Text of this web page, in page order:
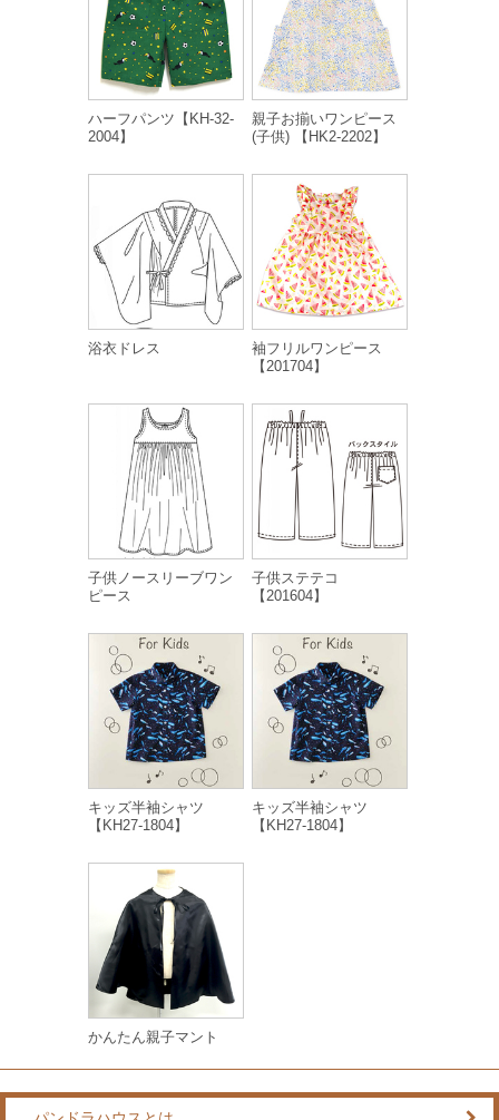
ハーフパンツ【KH-32-
2004】
親子お揃いワンピース
(子供) 【HK2-2202】
浴衣ドレス
袖フリルワンピース
【201704】
子供ノースリーブワン
ピース
子供ステテコ
【201604】
キッズ半袖シャツ
【KH27-1804】
キッズ半袖シャツ
【KH27-1804】
かんたん親子マント